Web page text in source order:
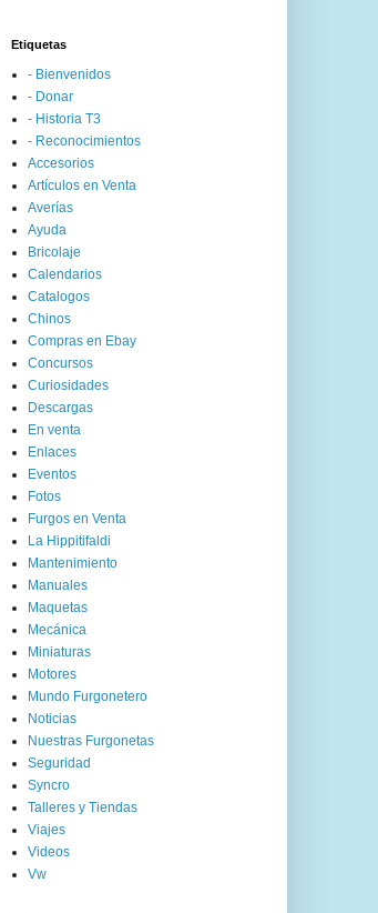
Etiquetas
- Bienvenidos
- Donar
- Historia T3
- Reconocimientos
Accesorios
Artículos en Venta
Averías
Ayuda
Bricolaje
Calendarios
Catalogos
Chinos
Compras en Ebay
Concursos
Curiosidades
Descargas
En venta
Enlaces
Eventos
Fotos
Furgos en Venta
La Hippitifaldi
Mantenimiento
Manuales
Maquetas
Mecánica
Miniaturas
Motores
Mundo Furgonetero
Noticias
Nuestras Furgonetas
Seguridad
Syncro
Talleres y Tiendas
Viajes
Videos
Vw